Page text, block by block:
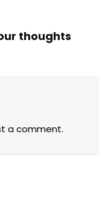
thoughts
a comment.